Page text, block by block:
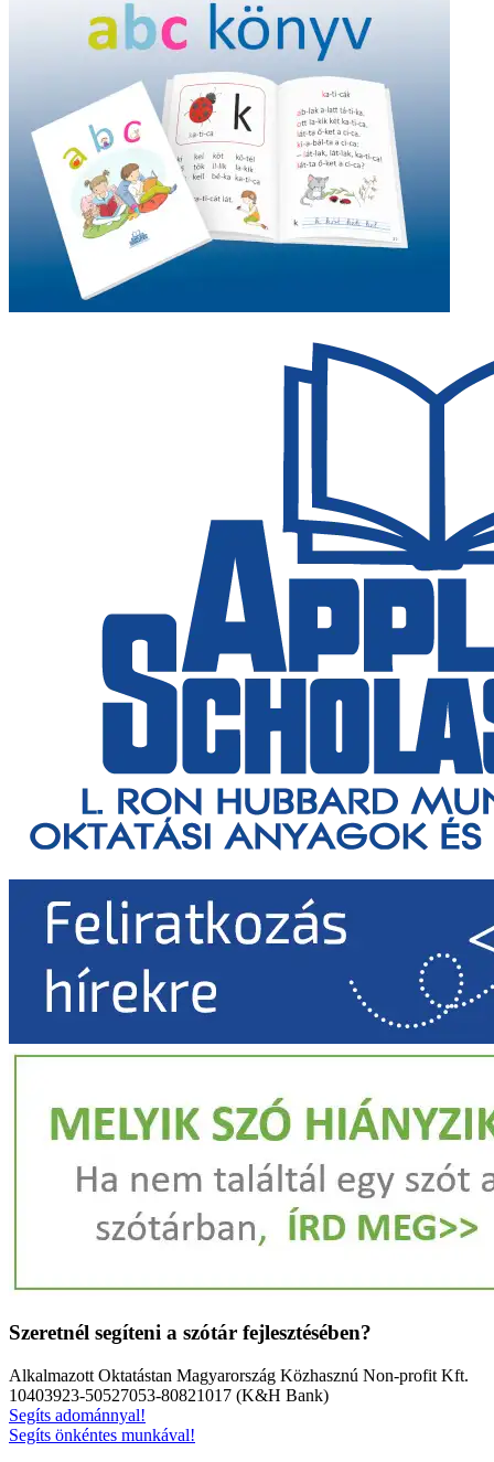
Szeretnél segíteni a szótár fejlesztésében?
Alkalmazott Oktatástan Magyarország Közhasznú Non-profit Kft.
10403923-50527053-80821017 (K&H Bank)
Segíts adománnyal!
Segíts önkéntes munkával!